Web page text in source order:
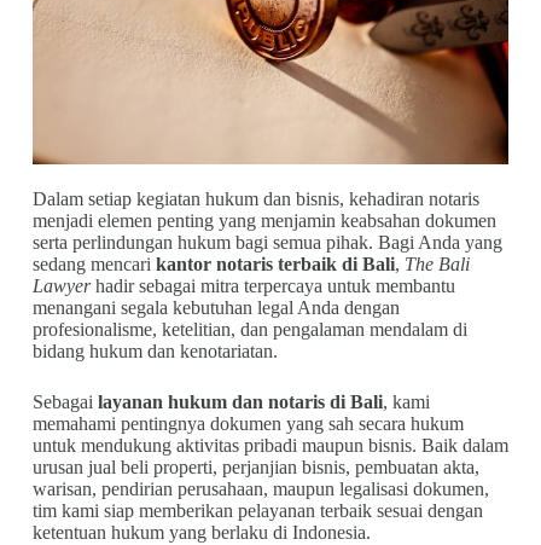
Dalam setiap kegiatan hukum dan bisnis, kehadiran notaris
menjadi elemen penting yang menjamin keabsahan dokumen
serta perlindungan hukum bagi semua pihak. Bagi Anda yang
sedang mencari kantor notaris terbaik di Bali, The Bali
Lawyerhadir sebagai mitra terpercaya untuk membantu
menangani segala kebutuhan legal Anda dengan
profesionalisme, ketelitian, dan pengalaman mendalam di
bidang hukum dan kenotariatan.
Sebagai layanan hukum dan notaris di Bali, kami
memahami pentingnya dokumen yang sah secara hukum
untuk mendukung aktivitas pribadi maupun bisnis. Baik dalam
urusan jual beli properti, perjanjian bisnis, pembuatan akta,
warisan, pendirian perusahaan, maupun legalisasi dokumen,
tim kami siap memberikan pelayanan terbaik sesuai dengan
ketentuan hukum yang berlaku di Indonesia.